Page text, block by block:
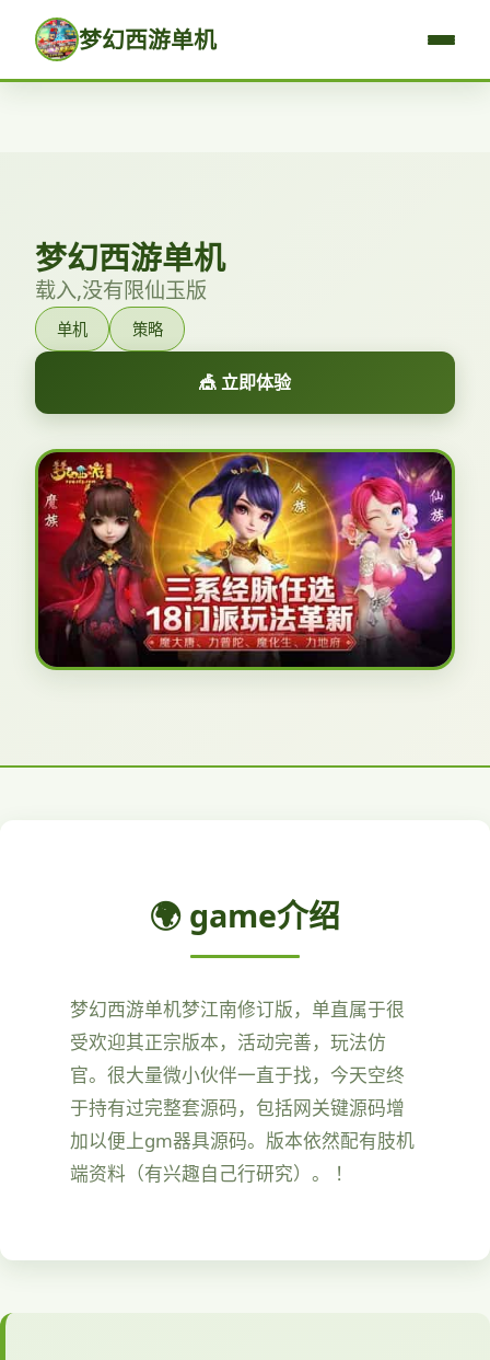
梦幻西游单机
梦幻西游单机
载入,没有限仙玉版
单机 策略
🎪 立即体验
🌍 game介绍
梦幻西游单机梦江南修订版，单直属于很
受欢迎其正宗版本，活动完善，玩法仿
官。很大量微小伙伴一直于找，今天空终
于持有过完整套源码，包括网关键源码增
加以便上gm器具源码。版本依然配有肢机
端资料（有兴趣自己行研究）。 ！